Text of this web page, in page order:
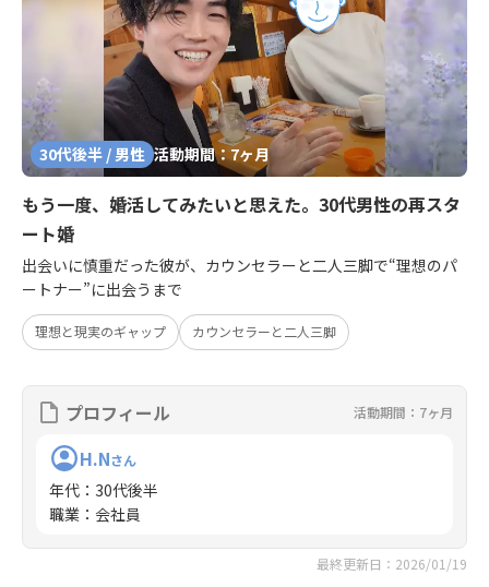
30代後半 / 男性 活動期間：7ヶ月
もう一度、婚活してみたいと思えた。30代男性の再スタ
ート婚
出会いに慎重だった彼が、カウンセラーと二人三脚で“理想のパ
ートナー”に出会うまで
理想と現実のギャップ カウンセラーと二人三脚
プロフィール 活動期間：7ヶ月
H.Nさん
年代 ： 30代後半
職業 ： 会社員
最終更新日：2026/01/19